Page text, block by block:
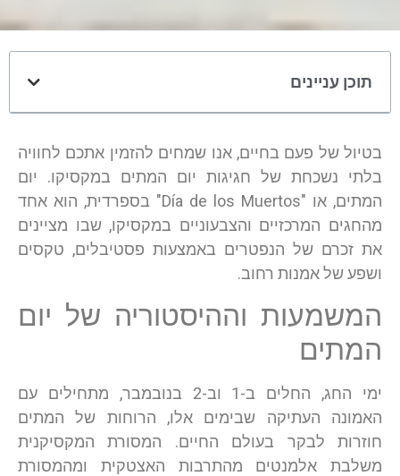
תוכן עניינים
בטיול של פעם בחיים, אנו שמחים להזמין אתכם לחוויה
בלתי נשכחת של חגיגות יום המתים במקסיקו. יום
המתים, או "Día de los Muertos" בספרדית, הוא אחד
מהחגים המרכזיים והצבעוניים במקסיקו, שבו מציינים
את זכרם של הנפטרים באמצעות פסטיבלים, טקסים
ושפע של אמנות רחוב.
המשמעות וההיסטוריה של יום
המתים
ימי החג, החלים ב-1 וב-2 בנובמבר, מתחילים עם
האמונה העתיקה שבימים אלו, הרוחות של המתים
חוזרות לבקר בעולם החיים. המסורת המקסיקנית
משלבת אלמנטים מהתרבות האצטקית ומהמסורת